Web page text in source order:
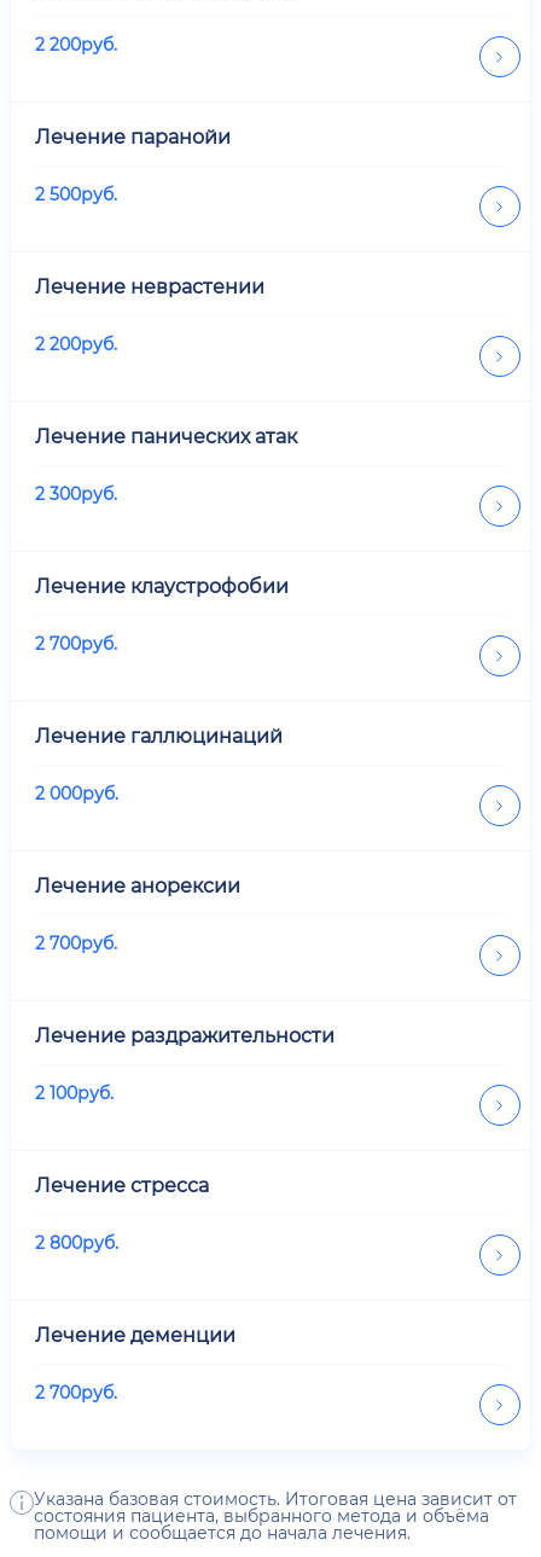
2 200руб.
Лечение паранойи
2 500руб.
Лечение неврастении
2 200руб.
Лечение панических атак
2 300руб.
Лечение клаустрофобии
2 700руб.
Лечение галлюцинаций
2 000руб.
Лечение анорексии
2 700руб.
Лечение раздражительности
2 100руб.
Лечение стресса
2 800руб.
Лечение деменции
2 700руб.
Указана базовая стоимость. Итоговая цена зависит от
состояния пациента, выбранного метода и объёма
помощи и сообщается до начала лечения.